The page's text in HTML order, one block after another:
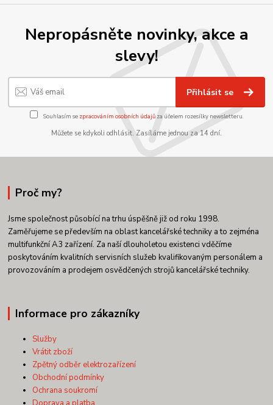
Nepropásněte novinky, akce a
slevy!
Přihlásit se
Souhlasím se zpracováním osobních údajůza účelem rozesílky newsletteru.
Můžete se kdykoli odhlásit. Zasíláme jednou za 14 dní.
Proč my?
Jsme společnost působící na trhu úspěšně již od roku 1998.
Zaměřujeme se především na oblast kancelářské techniky a to zejména
multifunkční A3 zařízení. Za naší dlouholetou existenci vděčíme
poskytováním kvalitních servisních služeb kvalifikovaným personálem a
provozováním a prodejem osvědčených strojů kancelářské techniky.
Informace pro zákazníky
Služby
Vrátit zboží
Zpětný odběr elektrozařízení
Obchodní podmínky
Ochrana soukromí